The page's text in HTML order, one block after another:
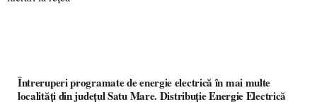
Întreruperi programate de energie electrică în mai multe
localități din județul Satu Mare. Distribuție Energie Electrică